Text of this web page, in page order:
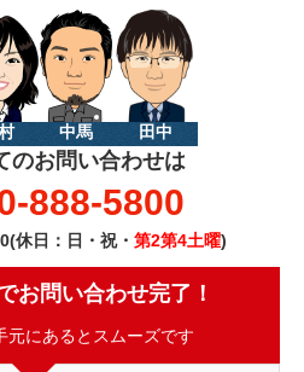
中馬 田中
のお問い合わせは
888-5800
休日：日・祝・ 第2第4土曜)
お問い合わせ完了！
元にあるとスムーズです